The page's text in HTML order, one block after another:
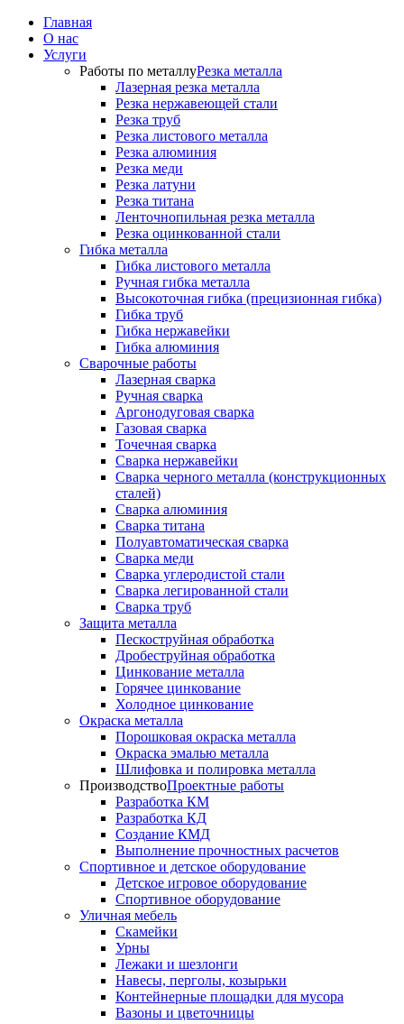
Главная
О нас
Услуги
Работы по металлуРезка металла
Лазерная резка металла
Резка нержавеющей стали
Резка труб
Резка листового металла
Резка алюминия
Резка меди
Резка латуни
Резка титана
Ленточнопильная резка металла
Резка оцинкованной стали
Гибка металла
Гибка листового металла
Ручная гибка металла
Высокоточная гибка (прецизионная гибка)
Гибка труб
Гибка нержавейки
Гибка алюминия
Сварочные работы
Лазерная сварка
Ручная сварка
Аргонодуговая сварка
Газовая сварка
Точечная сварка
Сварка нержавейки
Сварка черного металла (конструкционных
сталей)
Сварка алюминия
Сварка титана
Полуавтоматическая сварка
Сварка меди
Сварка углеродистой стали
Сварка легированной стали
Сварка труб
Защита металла
Пескоструйная обработка
Дробеструйная обработка
Цинкование металла
Горячее цинкование
Холодное цинкование
Окраска металла
Порошковая окраска металла
Окраска эмалью металла
Шлифовка и полировка металла
ПроизводствоПроектные работы
Разработка КМ
Разработка КД
Создание КМД
Выполнение прочностных расчетов
Спортивное и детское оборудование
Детское игровое оборудование
Спортивное оборудование
Уличная мебель
Скамейки
Урны
Лежаки и шезлонги
Навесы, перголы, козырьки
Контейнерные площадки для мусора
Вазоны и цветочницы